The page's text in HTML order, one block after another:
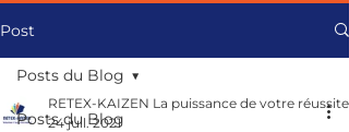
Post
Posts du Blog
Posts du Blog
RETEX-KAIZEN La puissance de votre réussite
24 juil. 2021